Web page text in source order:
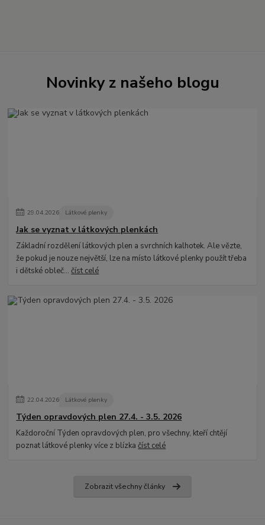
Novinky z našeho blogu
29.04.2026 Látkové plenky
Jak se vyznat v látkových plenkách
Základní rozdělení látkových plen a svrchních kalhotek. Ale vězte,
že pokud je nouze největší, lze na místo látkové plenky použít třeba
i dětské obleč...číst celé
22.04.2026 Látkové plenky
Týden opravdových plen 27.4. - 3.5. 2026
Každoroční Týden opravdových plen, pro všechny, kteří chtějí
poznat látkové plenky více z blízkačíst celé
Zobrazit všechny články